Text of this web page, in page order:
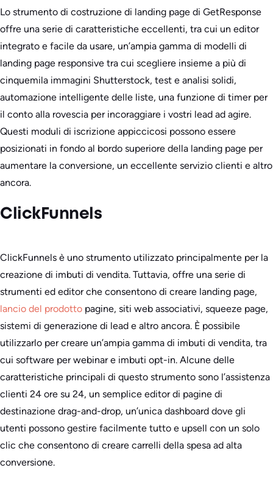
Lo strumento di costruzione di landing page di GetResponse
offre una serie di caratteristiche eccellenti, tra cui un editor
integrato e facile da usare, un’ampia gamma di modelli di
landing page responsive tra cui scegliere insieme a più di
cinquemila immagini Shutterstock, test e analisi solidi,
automazione intelligente delle liste, una funzione di timer per
il conto alla rovescia per incoraggiare i vostri lead ad agire.
Questi moduli di iscrizione appiccicosi possono essere
posizionati in fondo al bordo superiore della landing page per
aumentare la conversione, un eccellente servizio clienti e altro
ancora.
ClickFunnels
ClickFunnels è uno strumento utilizzato principalmente per la
creazione di imbuti di vendita. Tuttavia, offre una serie di
strumenti ed editor che consentono di creare landing page,
lancio del prodotto pagine, siti web associativi, squeeze page,
sistemi di generazione di lead e altro ancora. È possibile
utilizzarlo per creare un’ampia gamma di imbuti di vendita, tra
cui software per webinar e imbuti opt-in. Alcune delle
caratteristiche principali di questo strumento sono l’assistenza
clienti 24 ore su 24, un semplice editor di pagine di
destinazione drag-and-drop, un’unica dashboard dove gli
utenti possono gestire facilmente tutto e upsell con un solo
clic che consentono di creare carrelli della spesa ad alta
conversione.